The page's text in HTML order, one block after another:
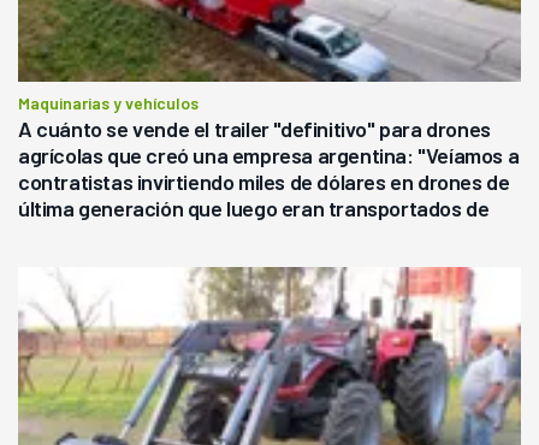
Maquinarias y vehículos
A cuánto se vende el trailer "definitivo" para drones
agrícolas que creó una empresa argentina: "Veíamos a
contratistas invirtiendo miles de dólares en drones de
última generación que luego eran transportados de